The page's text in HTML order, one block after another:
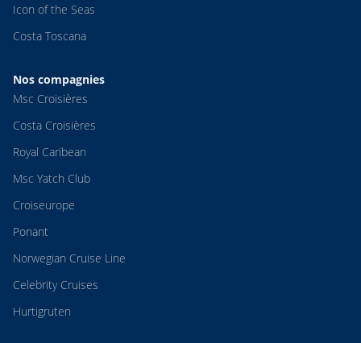
Icon of the Seas
Costa Toscana
Nos compagnies
Msc Croisières
Costa Croisières
Royal Caribean
Msc Yatch Club
Croiseurope
Ponant
Norwegian Cruise Line
Celebrity Cruises
Hurtigruten